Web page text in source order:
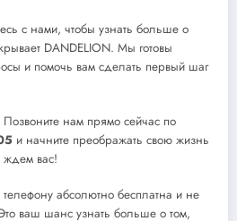
с нами, чтобы узнать больше о
DANDELION. Мы готовы
и помочь вам сделать первый шаг
Позвоните нам прямо сейчас по
и начните преображать свою жизнь
ждем вас!
абсолютно бесплатна и не
ваш шанс узнать больше о том,